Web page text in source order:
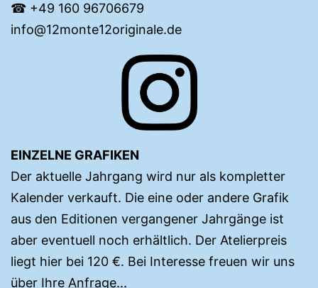
☎︎ +49 160 96706679‬
info@12monte12originale.de
EINZELNE GRAFIKEN
Der aktuelle Jahrgang wird nur als kompletter
Kalender verkauft. Die eine oder andere Grafik
aus den Editionen vergangener Jahrgänge ist
aber eventuell noch erhältlich. Der Atelierpreis
liegt hier bei 120 €. Bei Interesse freuen wir uns
über Ihre Anfrage...